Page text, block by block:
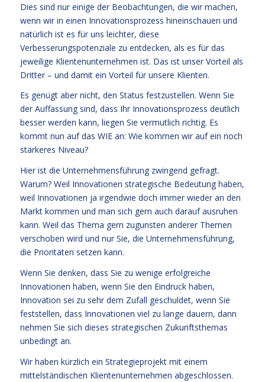
Dies sind nur einige der Beobachtungen, die wir machen,
wenn wir in einen Innovationsprozess hineinschauen und
natürlich ist es für uns leichter, diese
Verbesserungspotenziale zu entdecken, als es für das
jeweilige Klientenunternehmen ist. Das ist unser Vorteil als
Dritter – und damit ein Vorteil für unsere Klienten.
Es genügt aber nicht, den Status festzustellen. Wenn Sie
der Auffassung sind, dass Ihr Innovationsprozess deutlich
besser werden kann, liegen Sie vermutlich richtig. Es
kommt nun auf das WIE an: Wie kommen wir auf ein noch
stärkeres Niveau?
Hier ist die Unternehmensführung zwingend gefragt.
Warum? Weil Innovationen strategische Bedeutung haben,
weil Innovationen ja irgendwie doch immer wieder an den
Markt kommen und man sich gern auch darauf ausruhen
kann. Weil das Thema gern zugunsten anderer Themen
verschoben wird und nur Sie, die Unternehmensführung,
die Prioritäten setzen kann.
Wenn Sie denken, dass Sie zu wenige erfolgreiche
Innovationen haben, wenn Sie den Eindruck haben,
Innovation sei zu sehr dem Zufall geschuldet, wenn Sie
feststellen, dass Innovationen viel zu lange dauern, dann
nehmen Sie sich dieses strategischen Zukunftsthemas
unbedingt an.
Wir haben kürzlich ein Strategieprojekt mit einem
mittelständischen Klientenunternehmen abgeschlossen.